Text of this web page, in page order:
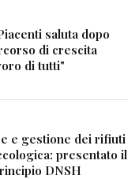
saluta dopo
di crescita
di tutti"
e gestione dei rifiuti
presentato il
DNSH